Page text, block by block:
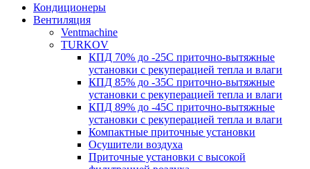
Кондиционеры
Вентиляция
Ventmachine
TURKOV
КПД 70% до -25С приточно-вытяжные
установки с рекуперацией тепла и влаги
КПД 85% до -35C приточно-вытяжные
установки с рекуперацией тепла и влаги
КПД 89% до -45C приточно-вытяжные
установки с рекуперацией тепла и влаги
Компактные приточные установки
Осушители воздуха
Приточные установки с высокой